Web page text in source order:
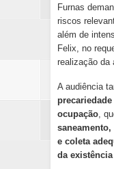
Furnas
riscos
além de
Felix, no
realização da
A audiência
ocupação,
e coleta
da